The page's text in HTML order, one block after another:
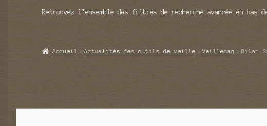
Retrouvez l’ensemble des filtres de recherche avancée en bas
Accueil Actualités des outils de veille Veillemag Bilan